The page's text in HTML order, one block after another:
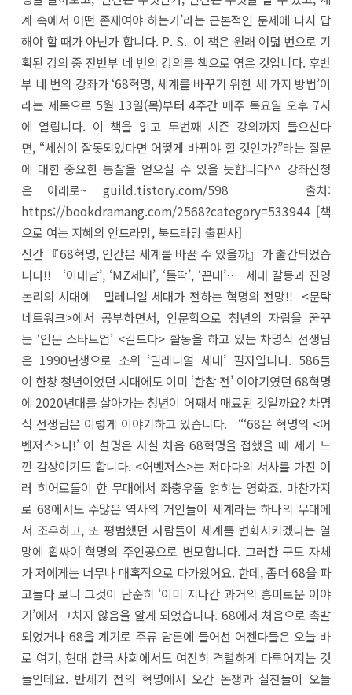
계 속에서 어떤 존재여야 하는가’라는 근본적인 문제에 다시 답
해야 할 때가 아닌가 합니다. P. S. 이 책은 원래 여덟 번으로 기
획된 강의 중 전반부 네 번의 강의를 책으로 엮은 것입니다. 후반
부 네 번의 강좌가 ‘68혁명, 세계를 바꾸기 위한 세 가지 방법’이
라는 제목으로 5월 13일(목)부터 4주간 매주 목요일 오후 7시
에 열립니다. 이 책을 읽고 두번째 시즌 강의까지 들으신다
면, “세상이 잘못되었다면 어떻게 바꿔야 할 것인가?”라는 질문
에 대한 중요한 통찰을 얻으실 수 있을 듯합니다^^ 강좌신청
은 아래로~ guild.tistory.com/598 출처:
https://bookdramang.com/2568?category=533944 [책
으로 여는 지혜의 인드라망, 북드라망 출판사]
신간 『68혁명, 인간은 세계를 바꿀 수 있을까』가 출간되었습
니다!! ‘이대남’, ‘MZ세대’, ‘틀딱’, ‘꼰대’… 세대 갈등과 진영
논리의 시대에 밀레니얼 세대가 전하는 혁명의 전망!! <문탁
네트워크>에서 공부하면서, 인문학으로 청년의 자립을 꿈꾸
는 ‘인문 스타트업’ <길드다> 활동을 하고 있는 차명식 선생님
은 1990년생으로 소위 ‘밀레니얼 세대’ 필자입니다. 586들
이 한창 청년이었던 시대에도 이미 ‘한참 전’ 이야기였던 68혁명
에 2020년대를 살아가는 청년이 어째서 매료된 것일까요? 차명
식 선생님은 이렇게 이야기하고 있습니다. “‘68은 혁명의 <어
벤저스>다!’ 이 설명은 사실 처음 68혁명을 접했을 때 제가 느
낀 감상이기도 합니다. <어벤저스>는 저마다의 서사를 가진 여
러 히어로들이 한 무대에서 좌충우돌 얽히는 영화죠. 마찬가지
로 68에서도 수많은 역사의 거인들이 세계라는 하나의 무대에
서 조우하고, 또 평범했던 사람들이 세계를 변화시키겠다는 열
망에 휩싸여 혁명의 주인공으로 변모합니다. 그러한 구도 자체
가 저에게는 너무나 매혹적으로 다가왔어요. 한데, 좀더 68을 파
고들다 보니 그것이 단순히 ‘이미 지나간 과거의 흥미로운 이야
기’에서 그치지 않음을 알게 되었습니다. 68에서 처음으로 촉발
되었거나 68을 계기로 주류 담론에 들어선 어젠다들은 오늘 바
로 여기, 현대 한국 사회에서도 여전히 격렬하게 다루어지는 것
들인데요. 반세기 전의 혁명에서 오간 논쟁과 실천들이 오늘